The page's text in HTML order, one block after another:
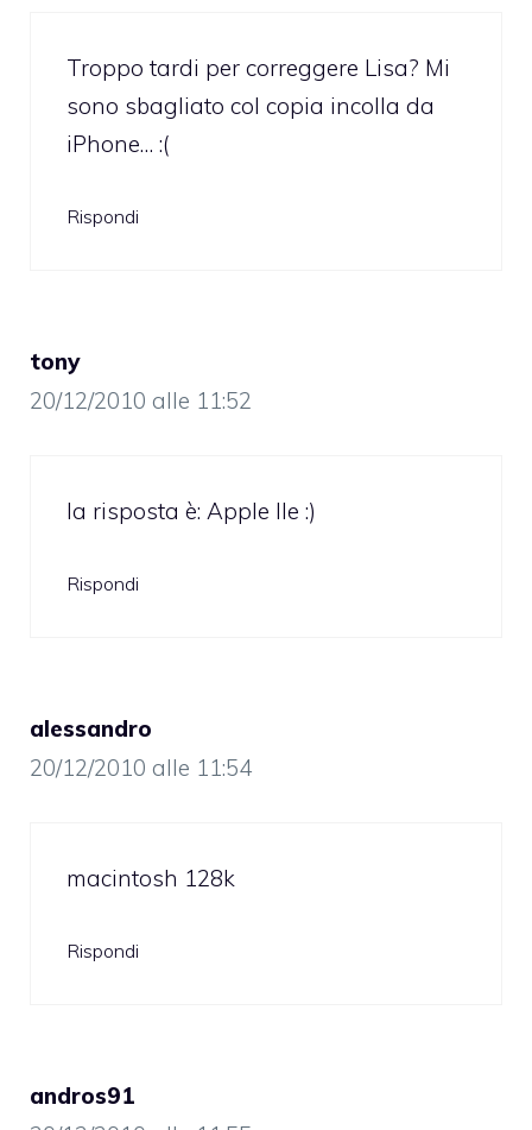
Troppo tardi per correggere Lisa? Mi
sono sbagliato col copia incolla da
iPhone… :(
Rispondi
tony
20/12/2010 alle 11:52
la risposta è: Apple IIe :)
Rispondi
alessandro
20/12/2010 alle 11:54
macintosh 128k
Rispondi
andros91